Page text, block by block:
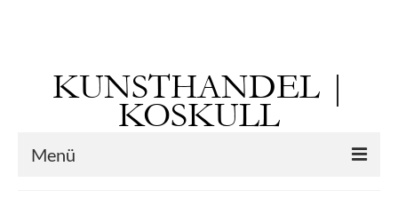
KUNSTHANDEL |
KOSKULL
Menü